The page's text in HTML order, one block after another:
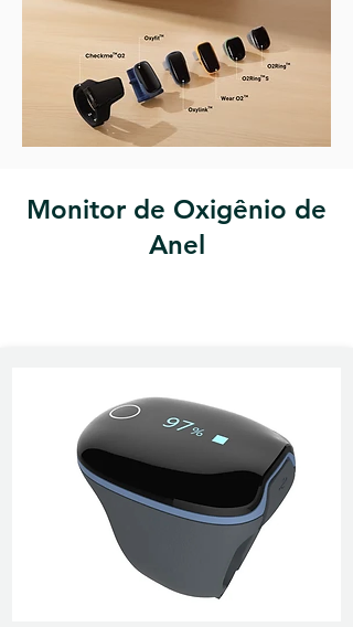
Monitor de Oxigênio de
Anel